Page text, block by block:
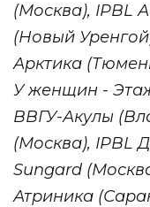
(Москва), IPBL
(Новый
Арктика
У женщин -
ВВГУ-Акулы
(Москва), IPBL
Sungard
Атриника